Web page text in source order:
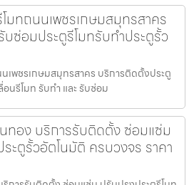
มทถนนเพชรเกษมสมุทรสาคร
ซ่อมประตูรีโมทรับทำประตูรั้ว
เพชรเกษมสมุทรสาคร บริการติดตั้งประตู
นรีโมท รับทำ และ รับซ่อม
ทอง บริการรับติดตั้ง ซ่อมแซ่ม
ะตูรั้วอัตโนมัติ ครบวงจร ราคา